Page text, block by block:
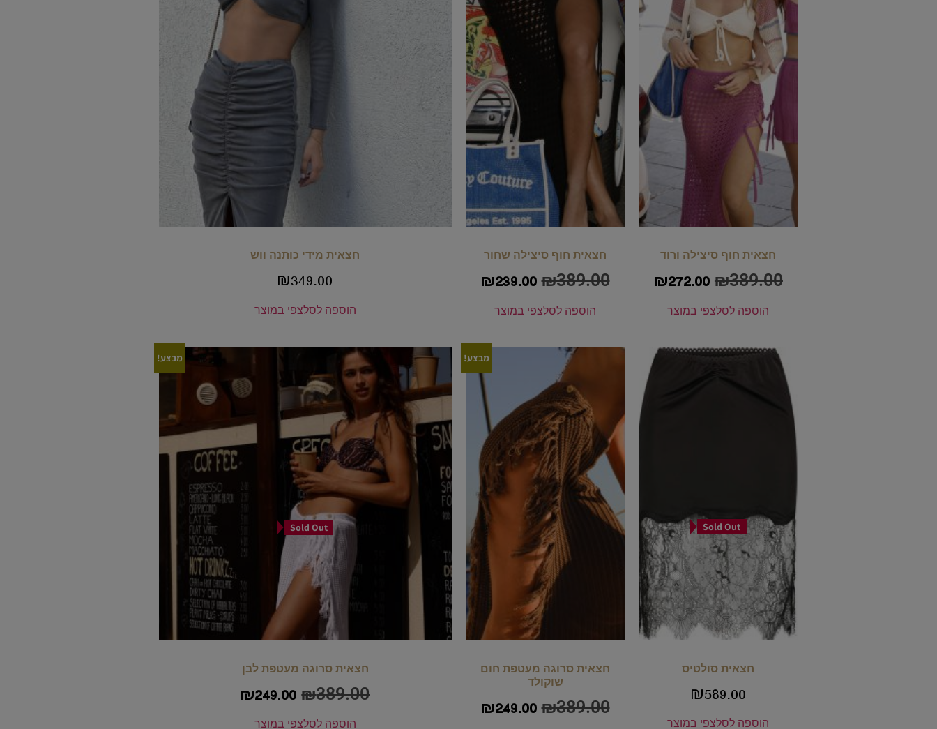
חצאית חוף סיצילה ורוד
₪389.00
₪272.00
הוספה לסלצפי במוצר
חצאית חוף סיצילה שחור
₪389.00
₪239.00
הוספה לסלצפי במוצר
חצאית מידי כותנה ווש
₪349.00
הוספה לסלצפי במוצר
Sold Out
חצאית סולטיס
₪589.00
הוספה לסלצפי במוצר
מבצע!
חצאית סרוגה מעטפת חום
שוקולד
₪389.00
₪249.00
מבצע!
Sold Out
חצאית סרוגה מעטפת לבן
₪389.00
₪249.00
הוספה לסלצפי במוצר